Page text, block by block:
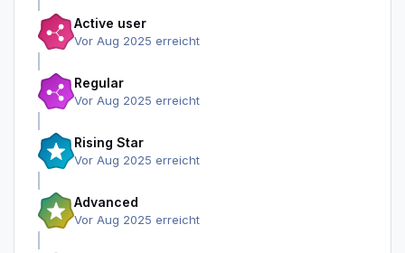
Active user
Vor Aug 2025 erreicht
Regular
Vor Aug 2025 erreicht
Rising Star
Vor Aug 2025 erreicht
Advanced
Vor Aug 2025 erreicht